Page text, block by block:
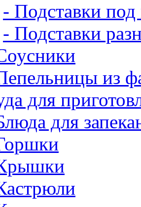
- Подставки под
- Подставки
из
для
для